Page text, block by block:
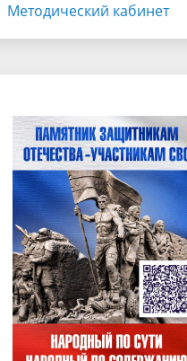
Методический кабинет